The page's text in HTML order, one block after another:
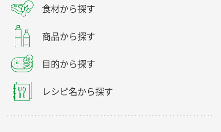
食材から探す
商品から探す
目的から探す
レシピ名から探す